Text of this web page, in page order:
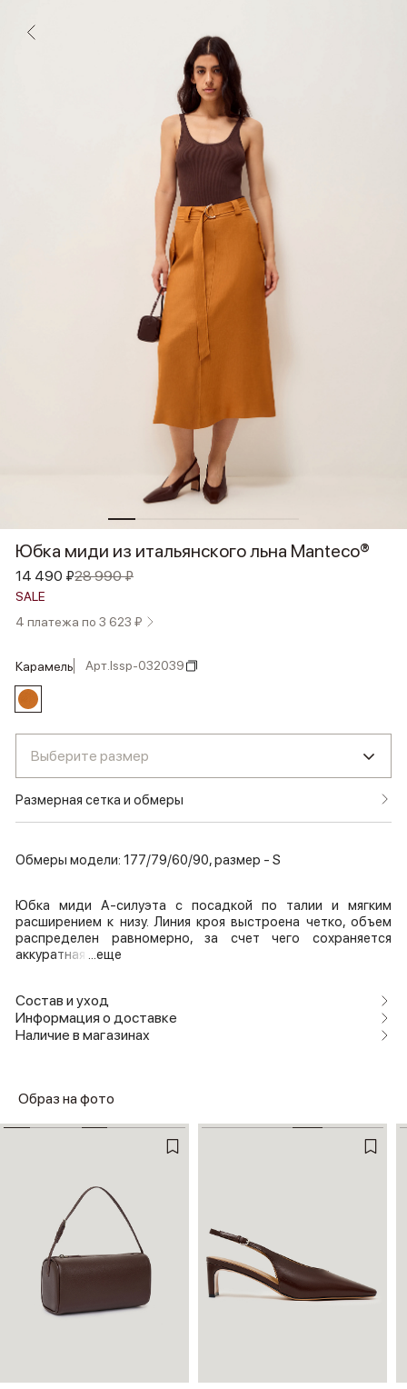
Юбка миди из итальянского льна Manteco®
14 490 ₽28 990 ₽
SALE
4 платежа по 3 623 ₽
карамель Арт.lssp-032039
Выберите размер
Размерная сетка и обмеры
Обмеры модели: 177/79/60/90, размер - S
Юбка миди А-силуэта с посадкой по талии и мягким
расширением к низу. Линия кроя выстроена четко, объем
распределен равномерно, за счет чего сохраняется
аккуратная ...еще
Состав и уход
Информация о доставке
Наличие в магазинах
Образ на фото